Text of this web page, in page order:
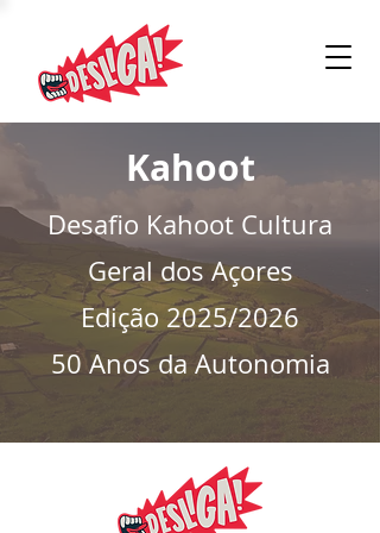
Kahoot
Desafio Kahoot Cultura
Geral dos Açores
Edição 2025/2026
50 Anos da Autonomia